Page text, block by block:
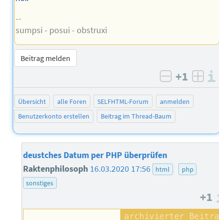
--
sumpsi - posui - obstruxi
Beitrag melden
negativ
+1
Übersicht alle Foren SELFHTML-Forum
anmelden
Benutzerkonto erstellen
Beitrag im Thread-Baum
deustches Datum per PHP überprüfen
Raktenphilosoph 16.03.2020 17:56 html
php
sonstiges
+1